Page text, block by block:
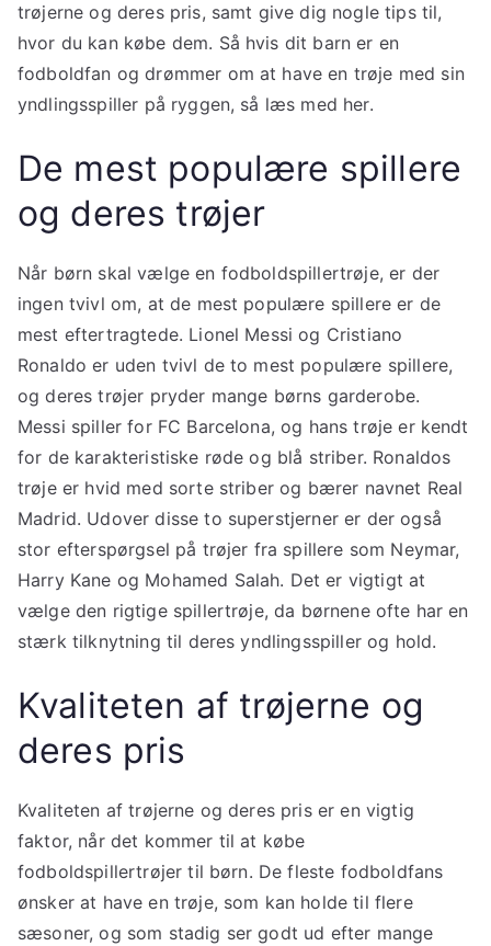
trøjerne og deres pris, samt give dig nogle tips til,
hvor du kan købe dem. Så hvis dit barn er en
fodboldfan og drømmer om at have en trøje med sin
yndlingsspiller på ryggen, så læs med her.
De mest populære spillere
og deres trøjer
Når børn skal vælge en fodboldspillertrøje, er der
ingen tvivl om, at de mest populære spillere er de
mest eftertragtede. Lionel Messi og Cristiano
Ronaldo er uden tvivl de to mest populære spillere,
og deres trøjer pryder mange børns garderobe.
Messi spiller for FC Barcelona, og hans trøje er kendt
for de karakteristiske røde og blå striber. Ronaldos
trøje er hvid med sorte striber og bærer navnet Real
Madrid. Udover disse to superstjerner er der også
stor efterspørgsel på trøjer fra spillere som Neymar,
Harry Kane og Mohamed Salah. Det er vigtigt at
vælge den rigtige spillertrøje, da børnene ofte har en
stærk tilknytning til deres yndlingsspiller og hold.
Kvaliteten af trøjerne og
deres pris
Kvaliteten af trøjerne og deres pris er en vigtig
faktor, når det kommer til at købe
fodboldspillertrøjer til børn. De fleste fodboldfans
ønsker at have en trøje, som kan holde til flere
sæsoner, og som stadig ser godt ud efter mange